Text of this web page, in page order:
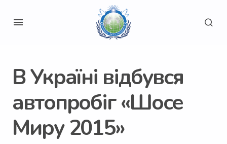
В Україні відбувся
автопробіг «Шосе
Миру 2015»